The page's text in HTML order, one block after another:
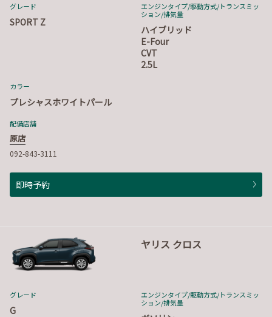
グレード
SPORT Z
エンジンタイプ/駆動方式/トランスミッ
ション/排気量
ハイブリッド
E-Four
CVT
2.5L
カラー
プレシャスホワイトパール
配備店舗
原店
092-843-3111
即時予約
ヤリス クロス
グレード
G
エンジンタイプ/駆動方式/トランスミッ
ション/排気量